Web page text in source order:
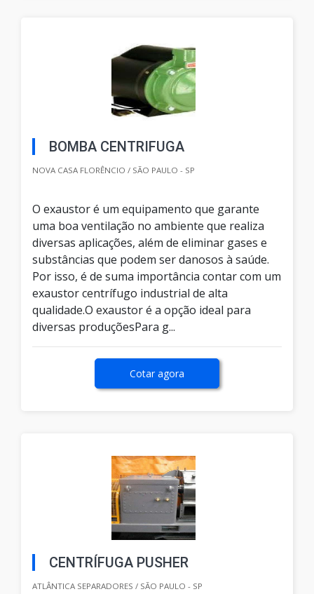
BOMBA CENTRIFUGA
NOVA CASA FLORÊNCIO / SÃO PAULO - SP
O exaustor é um equipamento que garante
uma boa ventilação no ambiente que realiza
diversas aplicações, além de eliminar gases e
substâncias que podem ser danosos à saúde.
Por isso, é de suma importância contar com um
exaustor centrífugo industrial de alta
qualidade.O exaustor é a opção ideal para
diversas produçõesPara g...
Cotar agora
CENTRÍFUGA PUSHER
ATLÂNTICA SEPARADORES / SÃO PAULO - SP